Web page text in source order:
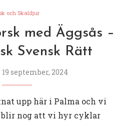
och Skaldjur
med Äggsås –
Svensk Rätt
19 september, 2024
upp här i Palma och vi
blir nog att vi hyr cyklar